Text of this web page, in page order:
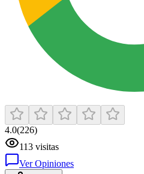
4.0(226)
113 visitas
Ver Opiniones